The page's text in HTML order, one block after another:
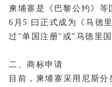
柬埔寨是《巴黎公约》
6月5 曰正式成为《马德
过"单国注册"或"马德里
二、商标申请
目前，柬埔寨采用尼斯